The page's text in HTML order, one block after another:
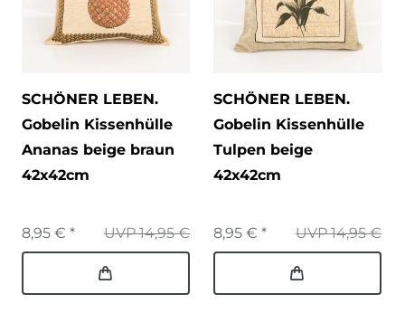
SCHÖNER LEBEN.
Gobelin Kissenhülle
Ananas beige braun
42x42cm
UVP 14,95 €
8,95 € *
SCHÖNER LEBEN.
Gobelin Kissenhülle
Tulpen beige
42x42cm
UVP 14,95 €
8,95 € *